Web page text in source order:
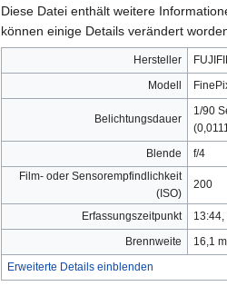
Diese Datei enthält weitere
können einige Details verändert
Hersteller
Modell
Belichtungsdauer
1/90
Blende
f/4
Film- oder Sensorempfindlichkeit
(ISO)
200
Erfassungszeitpunkt
Brennweite
16,1
Erweiterte Details einblenden